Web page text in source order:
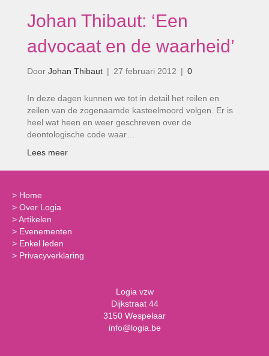
Johan Thibaut: ‘Een
advocaat en de waarheid’
Door Johan Thibaut | 27 februari 2012 | 0
In deze dagen kunnen we tot in detail het reilen en
zeilen van de zogenaamde kasteelmoord volgen. Er is
heel wat heen en weer geschreven over de
deontologische code waar…
Lees meer
> Home
> Over Logia
>Artikelen
> Evenementen
> Enkel leden
> Privacyverklaring
Logia vzw
Dijkstraat 44
3150 Wespelaar
info@logia.be